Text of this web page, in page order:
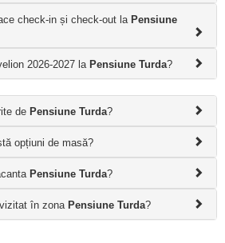
check-in și check-out la Pensiune
2026-2027 la Pensiune Turda?
de Pensiune Turda?
opțiuni de masă?
Pensiune Turda?
în zona Pensiune Turda?